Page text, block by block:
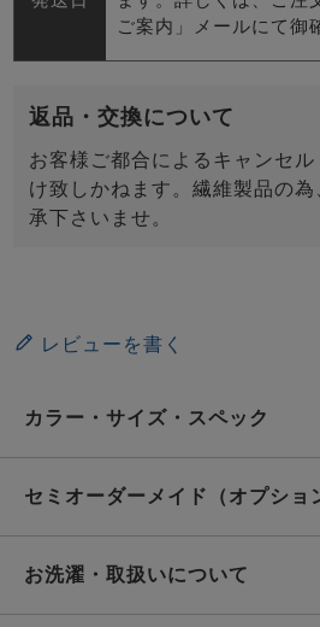
ご案内」メールにて御
返品・交換について
お客様ご都合によるキャンセ
け致しかねます。繊維製品の
承下さいませ。
レビューを書く
カラー・サイズ・スペック
セミオーダーメイド（オプショ
お洗濯・取扱いについて